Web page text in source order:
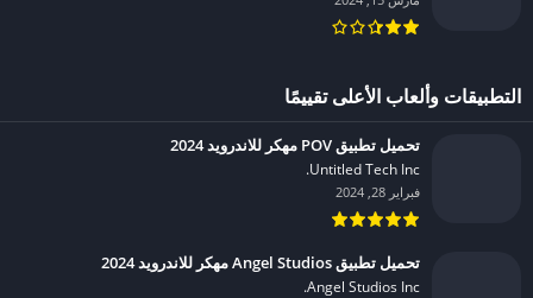
التطبيقات وألعاب الأعلى تقييمًا
تحميل تطبيق POV مهكر للاندرويد 2024
Untitled Tech Inc.‏
فبراير 28, 2024
تحميل تطبيق Angel Studios مهكر للاندرويد 2024
Angel Studios Inc.‏